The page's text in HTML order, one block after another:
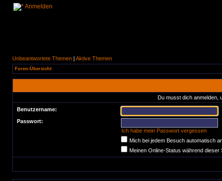
Anmelden
Unbeantwortete Themen | Aktive Themen
Foren-Übersicht
Du musst dich anmelden,
Benutzername:
Passwort:
Ich habe mein Passwort vergessen
Mich bei jedem Besuch automatisch
Meinen Online-Status während dieser